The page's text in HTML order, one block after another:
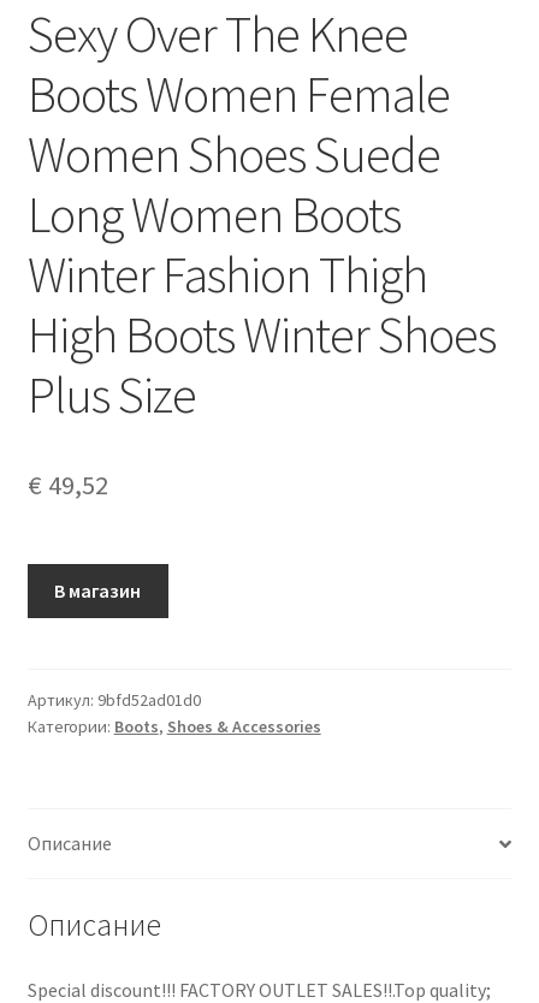
Sexy Over The Knee
Boots Women Female
Women Shoes Suede
Long Women Boots
Winter Fashion Thigh
High Boots Winter Shoes
Plus Size
€ 49,52
В магазин
Артикул: 9bfd52ad01d0
Категории: Boots, Shoes & Accessories
Описание
Описание
Special discount!!! FACTORY OUTLET SALES!!.Top quality;